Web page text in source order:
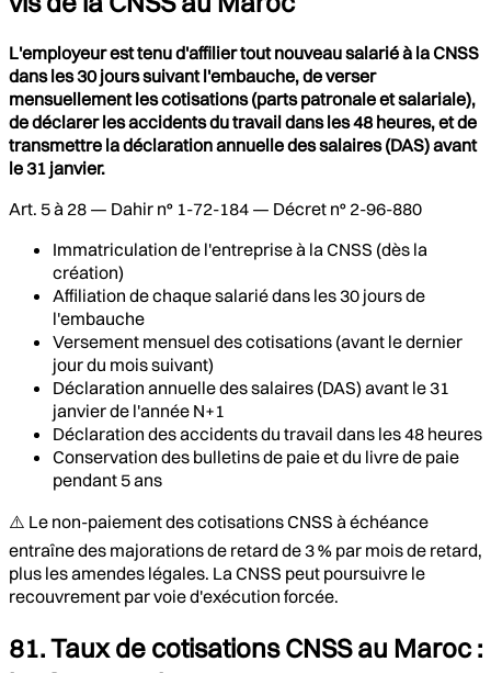
L'employeur est tenu d'affilier tout nouveau salarié à la CNSS
dans les 30 jours suivant l'embauche, de verser
mensuellement les cotisations (parts patronale et salariale),
de déclarer les accidents du travail dans les 48 heures, et de
transmettre la déclaration annuelle des salaires (DAS) avant
le 31 janvier.
Art. 5 à 28 — Dahir n° 1-72-184 — Décret n° 2-96-880
Immatriculation de l'entreprise à la CNSS (dès la
création)
Affiliation de chaque salarié dans les 30 jours de
l'embauche
Versement mensuel des cotisations (avant le dernier
jour du mois suivant)
Déclaration annuelle des salaires (DAS) avant le 31
janvier de l'année N+1
Déclaration des accidents du travail dans les 48 heures
Conservation des bulletins de paie et du livre de paie
pendant 5 ans
⚠️ Le non-paiement des cotisations CNSS à échéance
entraîne des majorations de retard de 3 % par mois de retard,
plus les amendes légales. La CNSS peut poursuivre le
recouvrement par voie d'exécution forcée.
81. Taux de cotisations CNSS au Maroc :